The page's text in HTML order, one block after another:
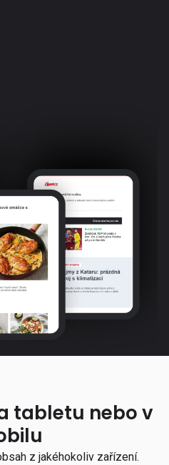
tabletu nebo v
z jakéhokoliv zařízení.